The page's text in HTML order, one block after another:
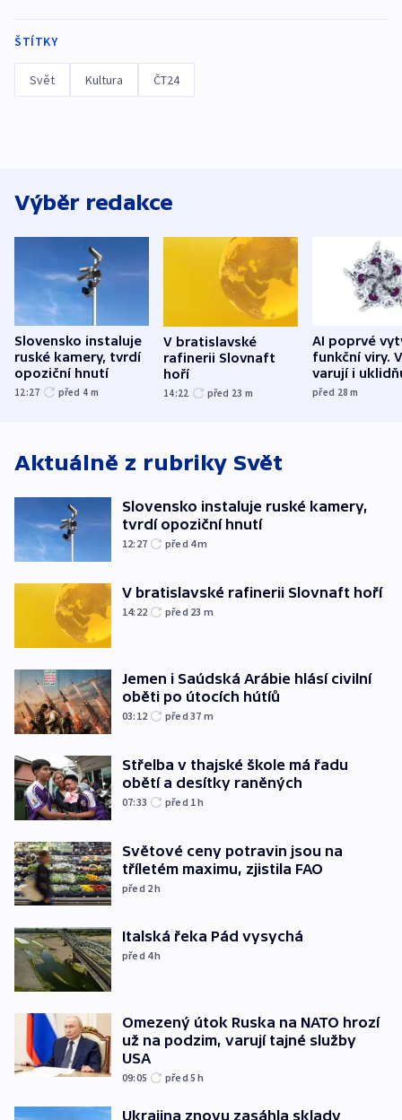
ŠTÍTKY
Svět Kultura ČT24
Výběr redakce
Slovensko instaluje
ruské kamery, tvrdí
opoziční hnutí
12:27 před 4 m
V bratislavské
rafinerii Slovnaft
hoří
14:22 před 23 m
AI poprvé
funkční viry.
varují i
před 28m
Aktuálně z rubriky Svět
Slovensko instaluje ruské kamery,
tvrdí opoziční hnutí
12:27 před 4m
V bratislavské rafinerii Slovnaft hoří
14:22 před 23 m
Jemen i Saúdská Arábie hlásí civilní
oběti po útocích hútíů
03:12 před 37 m
Střelba v thajské škole má řadu
obětí a desítky raněných
07:33 před 1h
Světové ceny potravin jsou na
tříletém maximu, zjistila FAO
před 2h
Italská řeka Pád vysychá
před 4h
Omezený útok Ruska na NATO hrozí
už na podzim, varují tajné služby
USA
09:05 před 5h
Ukrajina znovu zasáhla sklady